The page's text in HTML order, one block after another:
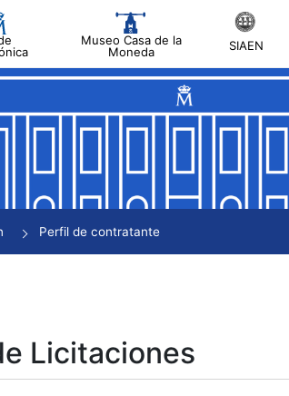
Museo Casa de la
Moneda
SIAEN
Perfil de contratante
Licitaciones